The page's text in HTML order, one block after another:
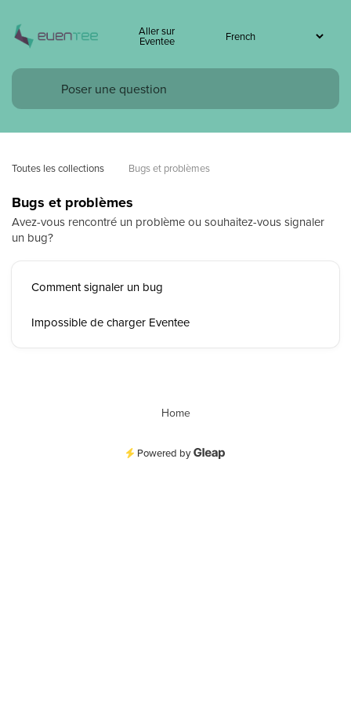
Aller sur
Eventee
Toutes les collections Bugs et problèmes
Bugs et problèmes
Avez-vous rencontré un problème ou souhaitez-vous signaler
un bug?
Comment signaler un bug
Impossible de charger Eventee
Home
Powered by